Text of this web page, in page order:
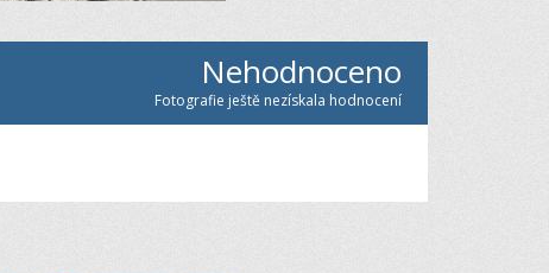
Nehodnoceno
Fotografie ještě nezískala hodnocení